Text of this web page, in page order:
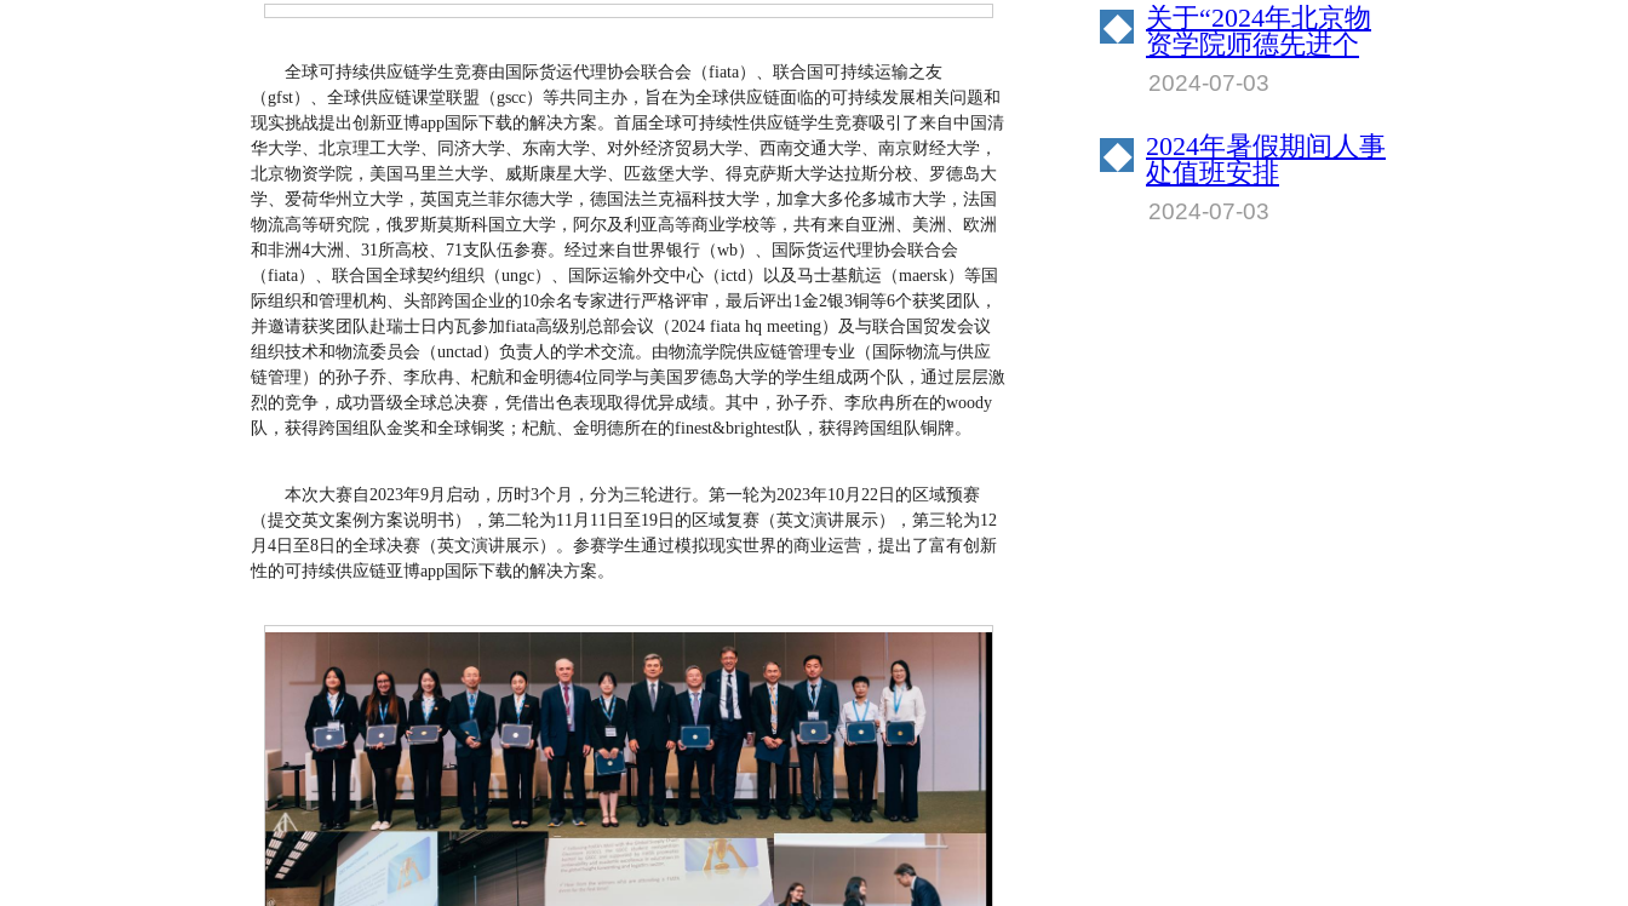
全球可持续供应链学生竞赛由国际货运代理协会联合会（fiata）、联合国可持续运输之友
（gfst）、全球供应链课堂联盟（gscc）等共同主办，旨在为全球供应链面临的可持续发展相关问题和
现实挑战提出创新亚博app国际下载的解决方案。首届全球可持续性供应链学生竞赛吸引了来自中国清
华大学、北京理工大学、同济大学、东南大学、对外经济贸易大学、西南交通大学、南京财经大学，
北京物资学院，美国马里兰大学、威斯康星大学、匹兹堡大学、得克萨斯大学达拉斯分校、罗德岛大
学、爱荷华州立大学，英国克兰菲尔德大学，德国法兰克福科技大学，加拿大多伦多城市大学，法国
物流高等研究院，俄罗斯莫斯科国立大学，阿尔及利亚高等商业学校等，共有来自亚洲、美洲、欧洲
和非洲4大洲、31所高校、71支队伍参赛。经过来自世界银行（wb）、国际货运代理协会联合会
（fiata）、联合国全球契约组织（ungc）、国际运输外交中心（ictd）以及马士基航运（maersk）等国
际组织和管理机构、头部跨国企业的10余名专家进行严格评审，最后评出1金2银3铜等6个获奖团队，
并邀请获奖团队赴瑞士日内瓦参加fiata高级别总部会议（2024 fiata hq meeting）及与联合国贸发会议
组织技术和物流委员会（unctad）负责人的学术交流。由物流学院供应链管理专业（国际物流与供应
链管理）的孙子乔、李欣冉、杞航和金明德4位同学与美国罗德岛大学的学生组成两个队，通过层层激
烈的竞争，成功晋级全球总决赛，凭借出色表现取得优异成绩。其中，孙子乔、李欣冉所在的woody
队，获得跨国组队金奖和全球铜奖；杞航、金明德所在的finest&brightest队，获得跨国组队铜牌。
本次大赛自2023年9月启动，历时3个月，分为三轮进行。第一轮为2023年10月22日的区域预赛
（提交英文案例方案说明书），第二轮为11月11日至19日的区域复赛（英文演讲展示），第三轮为12
月4日至8日的全球决赛（英文演讲展示）。参赛学生通过模拟现实世界的商业运营，提出了富有创新
性的可持续供应链亚博app国际下载的解决方案。
◆ 关于“2024年北京物
资学院师德先进个
人”拟获评人选的公
示
2024-07-03
◆ 2024年暑假期间人事
处值班安排
2024-07-03